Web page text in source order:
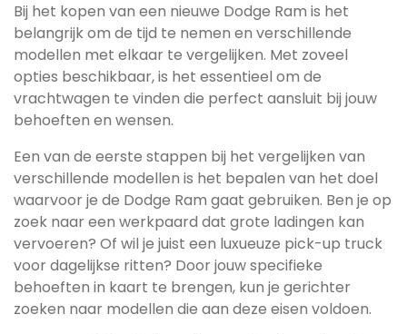
Bij het kopen van een nieuwe Dodge Ram is het
belangrijk om de tijd te nemen en verschillende
modellen met elkaar te vergelijken. Met zoveel
opties beschikbaar, is het essentieel om de
vrachtwagen te vinden die perfect aansluit bij jouw
behoeften en wensen.
Een van de eerste stappen bij het vergelijken van
verschillende modellen is het bepalen van het doel
waarvoor je de Dodge Ram gaat gebruiken. Ben je op
zoek naar een werkpaard dat grote ladingen kan
vervoeren? Of wil je juist een luxueuze pick-up truck
voor dagelijkse ritten? Door jouw specifieke
behoeften in kaart te brengen, kun je gerichter
zoeken naar modellen die aan deze eisen voldoen.